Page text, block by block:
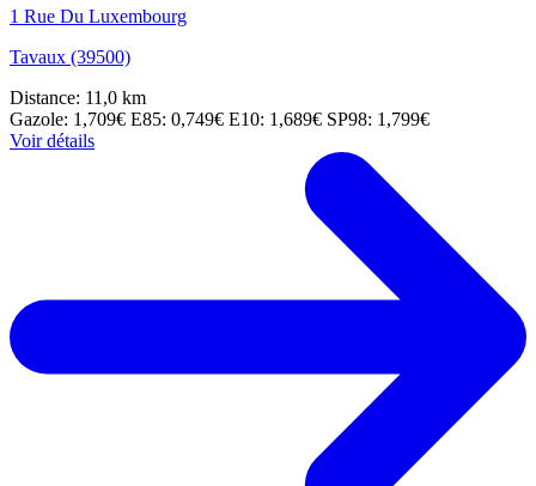
1 Rue Du Luxembourg
Tavaux (39500)
Distance: 11,0 km
Gazole: 1,709€ E85: 0,749€ E10: 1,689€ SP98: 1,799€
Voir détails